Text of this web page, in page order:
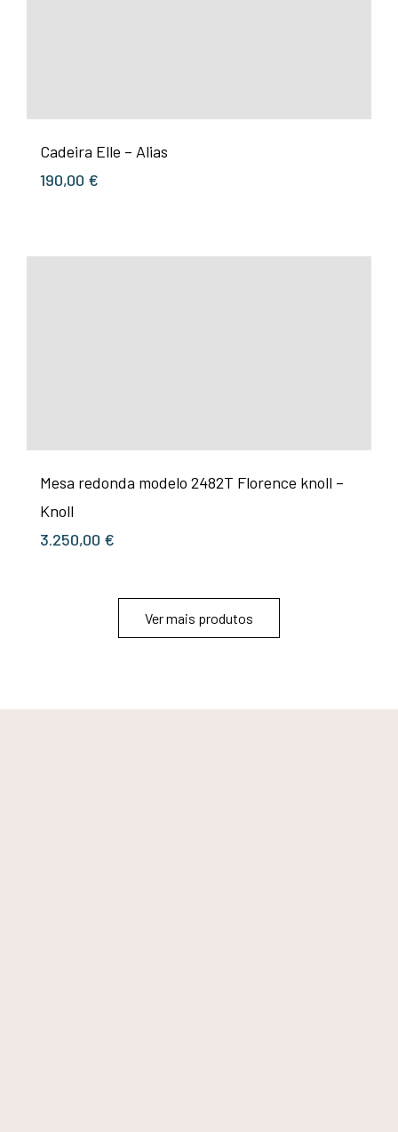
Cadeira Elle – Alias
190,00 €
Mesa redonda modelo 2482T Florence knoll –
Knoll
3.250,00 €
Ver mais produtos